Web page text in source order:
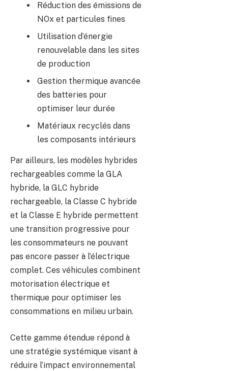
Réduction des émissions de
NOx et particules fines
Utilisation d’énergie
renouvelable dans les sites
de production
Gestion thermique avancée
des batteries pour
optimiser leur durée
Matériaux recyclés dans
les composants intérieurs
Par ailleurs, les modèles hybrides
rechargeables comme la GLA
hybride, la GLC hybride
rechargeable, la Classe C hybride
et la Classe E hybride permettent
une transition progressive pour
les consommateurs ne pouvant
pas encore passer à l’électrique
complet. Ces véhicules combinent
motorisation électrique et
thermique pour optimiser les
consommations en milieu urbain.
Cette gamme étendue répond à
une stratégie systémique visant à
réduire l’impact environnemental